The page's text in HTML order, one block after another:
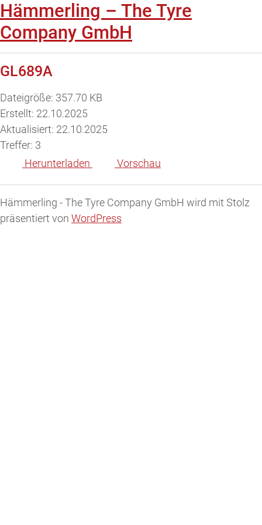
Hämmerling – The Tyre
Company GmbH
GL689A
Dateigröße: 357.70 KB
Erstellt: 22.10.2025
Aktualisiert: 22.10.2025
Treffer: 3
Herunterladen
Vorschau
Hämmerling - The Tyre Company GmbH wird mit Stolz
präsentiert von WordPress